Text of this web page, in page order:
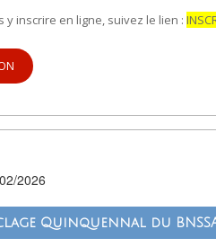
y inscrire en ligne, suivez le lien :
2026
Quinquennal du